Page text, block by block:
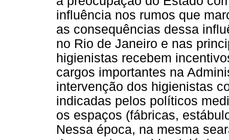
influência nos rumos que
as consequências dessa
no Rio de Janeiro e nas
higienistas recebem
cargos importantes na
intervenção dos higienistas
indicadas pelos políticos
os espaços (fábricas,
Nessa época, na mesma